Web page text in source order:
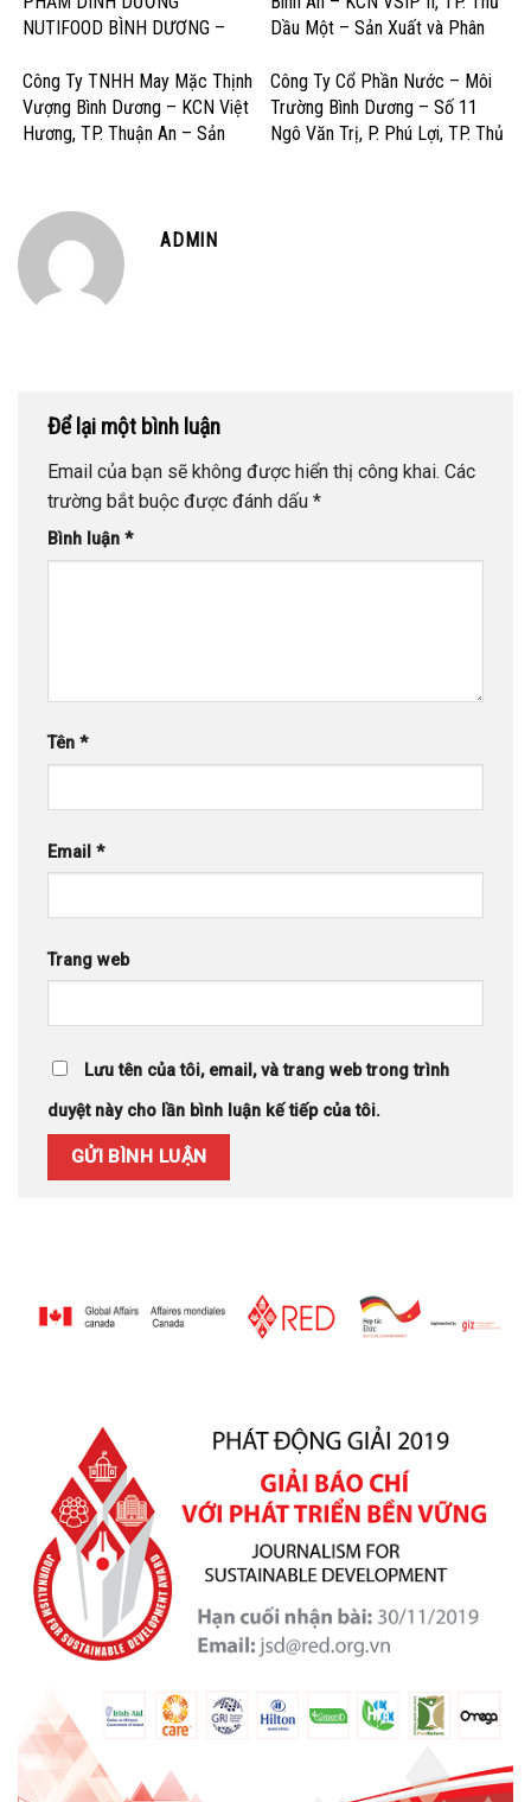
NUTIFOOD BÌNH DƯƠNG –
– Sản Xuất Sữa và Sản Phẩm
Dinh Dưỡng
Dầu Một – Sản Xuất và Phân
Cao
Công Ty TNHH May Mặc Thịnh
Vượng Bình Dương – KCN Việt
Hương, TP. Thuận An – Sản
Công Ty Cổ Phần Nước – Môi
Trường Bình Dương – Số 11
Ngô Văn Trị, P. Phú Lợi, TP. Thủ
ADMIN
Để lại một bình luận
Email của bạn sẽ không được hiển thị công khai. Các
trường bắt buộc được đánh dấu *
Bình luận *
Tên *
Email *
Trang web
Lưu tên của tôi, email, và trang web trong trình
duyệt này cho lần bình luận kế tiếp của tôi.